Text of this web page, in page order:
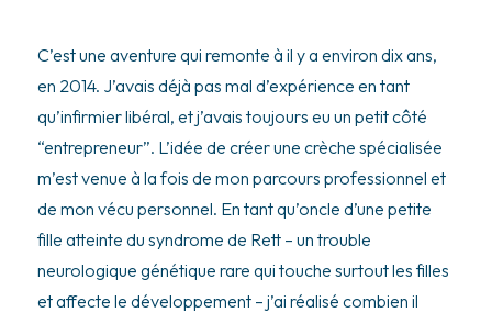
C’est une aventure qui remonte à il y a environ dix ans,
en 2014. J’avais déjà pas mal d’expérience en tant
qu’infirmier libéral, et j’avais toujours eu un petit côté
“entrepreneur”. L’idée de créer une crèche spécialisée
m’est venue à la fois de mon parcours professionnel et
de mon vécu personnel. En tant qu’oncle d’une petite
fille atteinte du syndrome de Rett – un trouble
neurologique génétique rare qui touche surtout les filles
et affecte le développement – j’ai réalisé combien il